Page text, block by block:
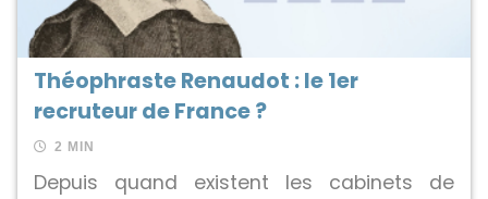
Théophraste Renaudot : le 1er
recruteur de France ?
2 MIN
Depuis quand existent les cabinets de